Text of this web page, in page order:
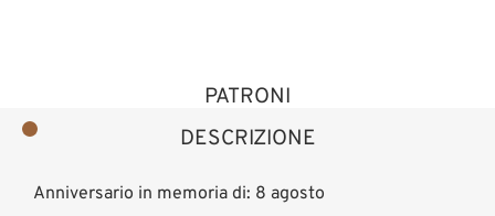
DESCRIZIONE
PATRONI
Anniversario in memoria di: 8 agosto